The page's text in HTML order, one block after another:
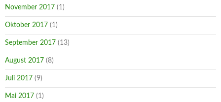
November 2017 (1)
Oktober 2017 (1)
September 2017 (13)
August 2017 (8)
Juli 2017 (9)
Mai 2017 (1)